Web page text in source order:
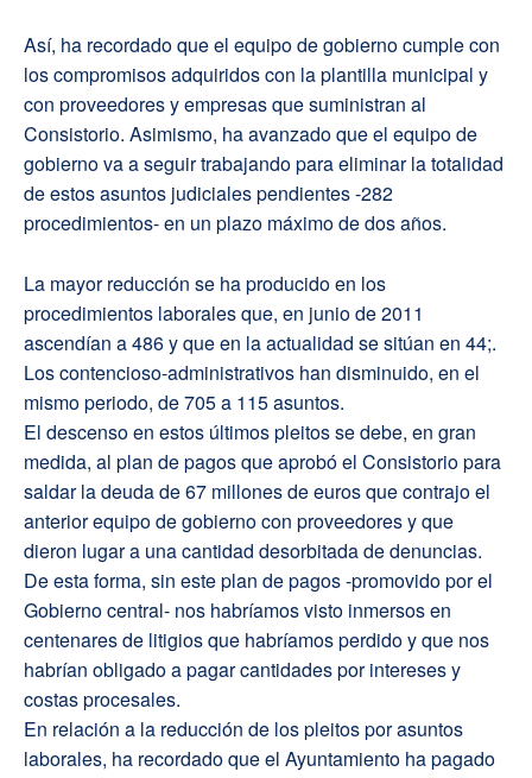
Así, ha recordado que el equipo de gobierno cumple con
los compromisos adquiridos con la plantilla municipal y
con proveedores y empresas que suministran al
Consistorio. Asimismo, ha avanzado que el equipo de
gobierno va a seguir trabajando para eliminar la totalidad
de estos asuntos judiciales pendientes -282
procedimientos- en un plazo máximo de dos años.
La mayor reducción se ha producido en los
procedimientos laborales que, en junio de 2011
ascendían a 486 y que en la actualidad se sitúan en 44;.
Los contencioso-administrativos han disminuido, en el
mismo periodo, de 705 a 115 asuntos.
El descenso en estos últimos pleitos se debe, en gran
medida, al plan de pagos que aprobó el Consistorio para
saldar la deuda de 67 millones de euros que contrajo el
anterior equipo de gobierno con proveedores y que
dieron lugar a una cantidad desorbitada de denuncias.
De esta forma, sin este plan de pagos -promovido por el
Gobierno central- nos habríamos visto inmersos en
centenares de litigios que habríamos perdido y que nos
habrían obligado a pagar cantidades por intereses y
costas procesales.
En relación a la reducción de los pleitos por asuntos
laborales, ha recordado que el Ayuntamiento ha pagado